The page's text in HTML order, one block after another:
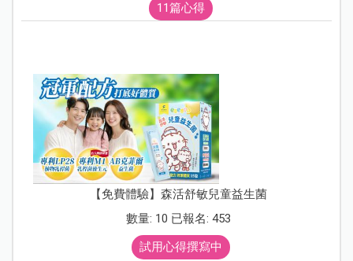
11篇心得
【免費體驗】森活舒敏兒童益生菌
數量: 10 已報名: 453
試用心得撰寫中